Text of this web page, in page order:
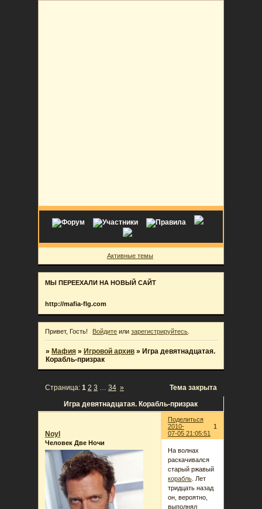
Активные темы
МЫ ПЕРЕЕХАЛИ НА НОВЫЙ САЙТ
http://mafia-flg.com
Привет, Гость! Войдите илизарегистрируйтесь
» Мафия » Игровой архив » Игра девятнадцатая.
Корабль-призрак
Игра девятнадцатая. Корабль-призрак
Страница: 1 2 3 … 34 » Тема закрыта
Поделиться
1
2010-
07-05 21:05:51
Noyl
Человек Две Ночи
На волнах
раскачивался
старый ржавый
корабль. Лет
тридцать назад
он, вероятно,
выполнял